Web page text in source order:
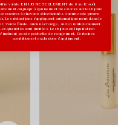
valide EN LIGNE SEULEMENT du 6 au 12 août
ou jusqu'à épuisement des stocks sur les bijoux
à cheveux sélectionnés. Aucun code promo
Les réductions s’appliquent automatiquement dans le
Vente finale. Aucun échange, aucun remboursement.
Les quantités sont limitées. Les bijoux en liquidation
n'incluent pas de pochette de rangement. Certaines
conditions et exclusions s'appliquent.